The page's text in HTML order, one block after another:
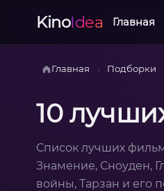
KinoIdea Главная
Главная › Подборки
10
Список лучших
Знамение, Сноуден,
войны, Тарзан и его